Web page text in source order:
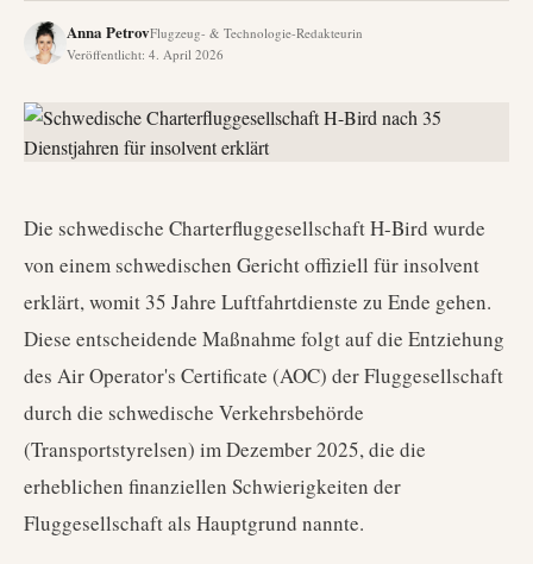
Anna PetrovFlugzeug- & Technologie-Redakteurin
Veröffentlicht: 4. April 2026
Die schwedische Charterfluggesellschaft H-Bird wurde
von einem schwedischen Gericht offiziell für insolvent
erklärt, womit 35 Jahre Luftfahrtdienste zu Ende gehen.
Diese entscheidende Maßnahme folgt auf die Entziehung
des Air Operator's Certificate (AOC) der Fluggesellschaft
durch die schwedische Verkehrsbehörde
(Transportstyrelsen) im Dezember 2025, die die
erheblichen finanziellen Schwierigkeiten der
Fluggesellschaft als Hauptgrund nannte.